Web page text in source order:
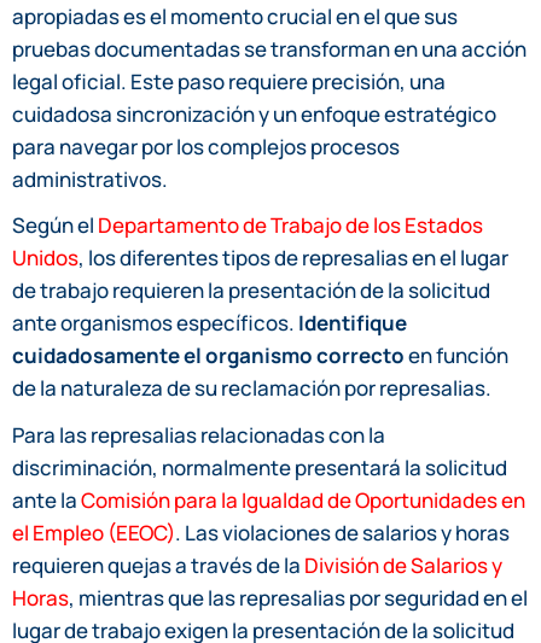
apropiadas es el momento crucial en el que sus
pruebas documentadas se transforman en una acción
legal oficial. Este paso requiere precisión, una
cuidadosa sincronización y un enfoque estratégico
para navegar por los complejos procesos
administrativos.
Según el Departamento de Trabajo de los Estados
Unidos, los diferentes tipos de represalias en el lugar
de trabajo requieren la presentación de la solicitud
ante organismos específicos. Identifique
cuidadosamente el organismo correctoen función
de la naturaleza de su reclamación por represalias.
Para las represalias relacionadas con la
discriminación, normalmente presentará la solicitud
ante laComisión para la Igualdad de Oportunidades en
el Empleo (EEOC). Las violaciones de salarios y horas
requieren quejas a través de la División de Salarios y
Horas, mientras que las represalias por seguridad en el
lugar de trabajo exigen la presentación de la solicitud